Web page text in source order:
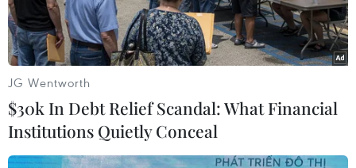
JG Wentworth
$30k In Debt Relief Scandal: What Financial
Institutions Quietly Conceal